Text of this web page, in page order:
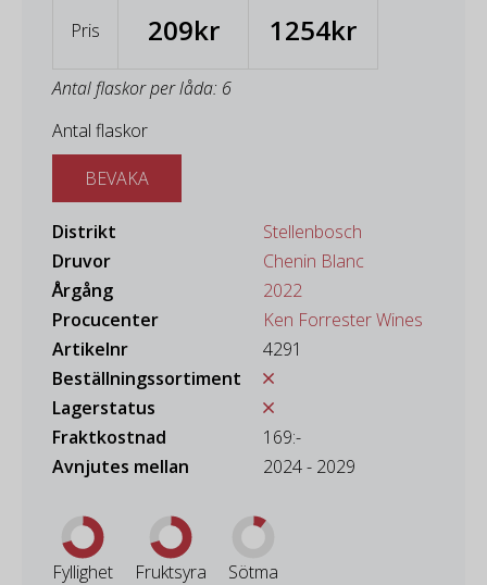
Pris 209kr 1254kr
Antal flaskor per låda: 6
Antal flaskor
BEVAKA
Distrikt
Stellenbosch
Druvor
Chenin Blanc
Årgång
2022
Procucenter
Ken Forrester Wines
Artikelnr
4291
Beställningssortiment
Lagerstatus
Fraktkostnad
169:-
Avnjutes mellan
2024 - 2029
Fyllighet Fruktsyra Sötma